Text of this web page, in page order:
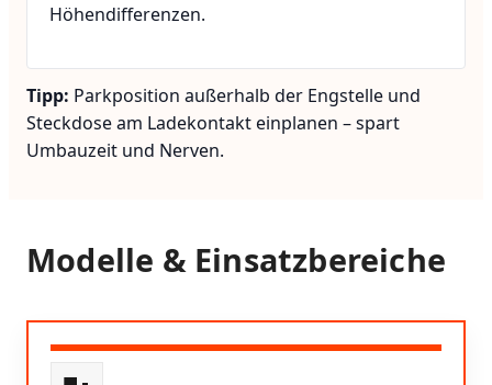
Höhendifferenzen.
Tipp: Parkposition außerhalb der Engstelle und
Steckdose am Ladekontakt einplanen – spart
Umbauzeit und Nerven.
Modelle & Einsatzbereiche